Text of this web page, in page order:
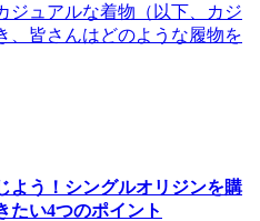
ジュアルな着物（以下、カジ
、皆さんはどのような履物を
よう！シングルオリジンを購
たい4つのポイント